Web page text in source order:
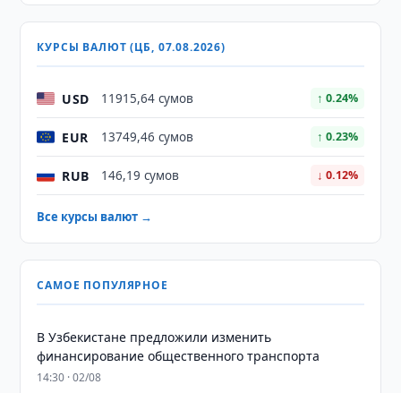
КУРСЫ ВАЛЮТ (ЦБ, 07.08.2026)
USD 11915,64 сумов ↑ 0.24%
EUR 13749,46 сумов ↑ 0.23%
RUB 146,19 сумов ↓ 0.12%
Все курсы валют →
САМОЕ ПОПУЛЯРНОЕ
В Узбекистане предложили изменить
финансирование общественного транспорта
14:30 · 02/08